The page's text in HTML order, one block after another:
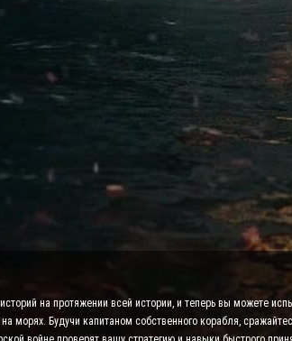
на протяжении всей истории, и теперь вы можете
морях. Будучи капитаном собственного корабля,